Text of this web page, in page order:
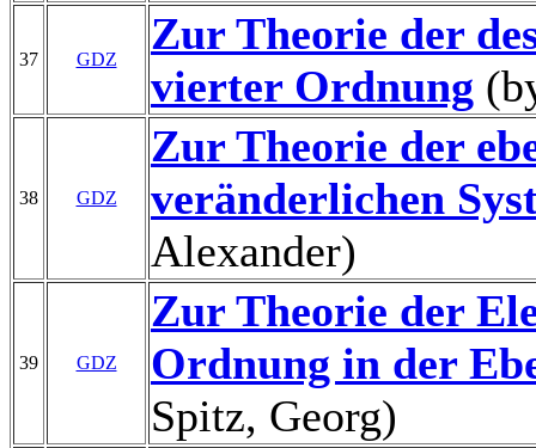
37 GDZ
Zur Theorie der
vierter Ordnung
38 GDZ
Zur Theorie der
veränderlichen
Alexander)
39 GDZ
Zur Theorie der
Ordnung in der
Spitz, Georg)